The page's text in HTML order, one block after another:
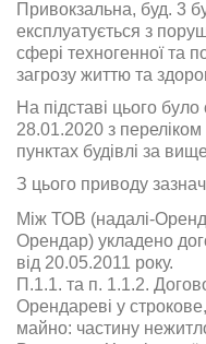
Привокзальна, буд. 3
експлуатується з
сфері техногенної та
загрозу життю та
На підставі цього
28.01.2020 з
пунктах будівлі за
З цього приводу
Між ТОВ (надалі-
Орендар) укладено
від 20.05.2011 року.
П.1.1. та п. 1.1.2.
Орендареві у
майно: частину